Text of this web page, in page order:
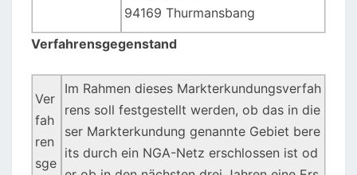
94169 Thurmansbang
Verfahrensgegenstand
Ver
fah
ren
sge
Im Rahmen dieses Markterkundungsverfah
rens soll festgestellt werden, ob das in die
ser Markterkundung genannte Gebiet bere
its durch ein NGA-Netz erschlossen ist od